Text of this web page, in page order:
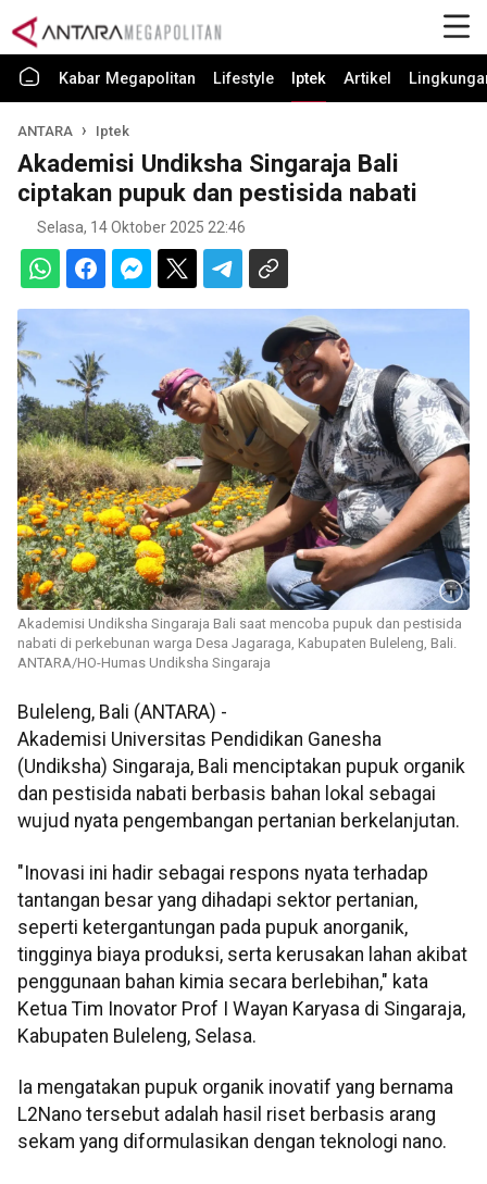
Kabar Megapolitan Lifestyle Iptek Artikel
ANTARA Iptek
Akademisi Undiksha Singaraja Bali
ciptakan pupuk dan pestisida nabati
Selasa, 14 Oktober 2025 22:46
Akademisi Undiksha Singaraja Bali saat mencoba pupuk dan pestisida
nabati di perkebunan warga Desa Jagaraga, Kabupaten Buleleng, Bali.
ANTARA/HO-Humas Undiksha Singaraja
Buleleng, Bali (ANTARA) -
Akademisi Universitas Pendidikan Ganesha
(Undiksha) Singaraja, Bali menciptakan pupuk organik
dan pestisida nabati berbasis bahan lokal sebagai
wujud nyata pengembangan pertanian berkelanjutan.
"Inovasi ini hadir sebagai respons nyata terhadap
tantangan besar yang dihadapi sektor pertanian,
seperti ketergantungan pada pupuk anorganik,
tingginya biaya produksi, serta kerusakan lahan akibat
penggunaan bahan kimia secara berlebihan," kata
Ketua Tim Inovator Prof I Wayan Karyasa di Singaraja,
Kabupaten Buleleng, Selasa.
Ia mengatakan pupuk organik inovatif yang bernama
L2Nano tersebut adalah hasil riset berbasis arang
sekam yang diformulasikan dengan teknologi nano.